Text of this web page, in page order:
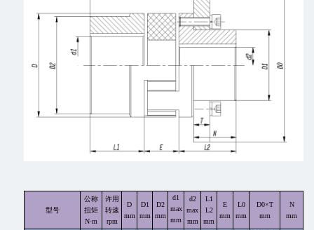
型号
公称
扭矩
N·m
许用
转速
rpm
D
mm
D1
mm
D2
mm
d1
max
mm
d2
max
mm
L1
L2
mm
E
mm
L0
mm
D0×T
mm
N
mm